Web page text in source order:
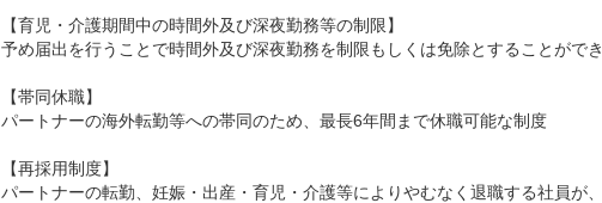
【育児・介護期間中の時間外及び深夜勤務等の制限】
予め届出を行うことで時間外及び深夜勤務を制限もしくは免除とすることがで
【帯同休職】
パートナーの海外転勤等への帯同のため、最長6年間まで休職可能な制度
【再採用制度】
パートナーの転勤、妊娠・出産・育児・介護等によりやむなく退職する社員が